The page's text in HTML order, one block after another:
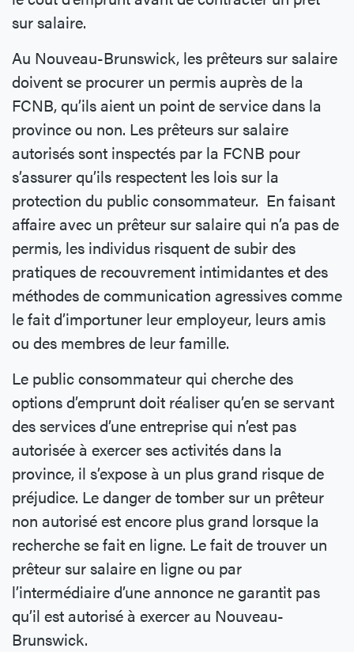
sur salaire.
Au Nouveau-Brunswick, les prêteurs sur salaire
doivent se procurer un permis auprès de la
FCNB, qu’ils aient un point de service dans la
province ou non. Les prêteurs sur salaire
autorisés sont inspectés par la FCNB pour
s’assurer qu’ils respectent les lois sur la
protection du public consommateur. En faisant
affaire avec un prêteur sur salaire qui n’a pas de
permis, les individus risquent de subir des
pratiques de recouvrement intimidantes et des
méthodes de communication agressives comme
le fait d’importuner leur employeur, leurs amis
ou des membres de leur famille.
Le public consommateur qui cherche des
options d’emprunt doit réaliser qu’en se servant
des services d’une entreprise qui n’est pas
autorisée à exercer ses activités dans la
province, il s’expose à un plus grand risque de
préjudice. Le danger de tomber sur un prêteur
non autorisé est encore plus grand lorsque la
recherche se fait en ligne. Le fait de trouver un
prêteur sur salaire en ligne ou par
l’intermédiaire d’une annonce ne garantit pas
qu’il est autorisé à exercer au Nouveau-
Brunswick.